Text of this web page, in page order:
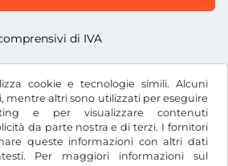
cookie e tecnologie simili. Alcuni
mentre altri sono utilizzati per eseguire
e per visualizzare contenuti
da parte nostra e di terzi. I fornitori
queste informazioni con altri dati
Per maggiori informazioni sul
di IVA